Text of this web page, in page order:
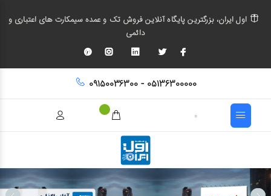
اول ایران، بزرگترین پایگاه آنلاین فروش تک و عمده سیمکارت های اعتباری و
دائمی
۰۹۱۵۰۰۳۶۳۰۰ - ۰۵۱۳۶۳۰۰۰۰۰